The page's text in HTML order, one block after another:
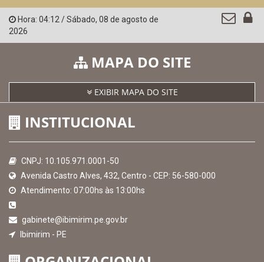
Hora: 04:12/Sábado, 08 de agosto de
2026
MAPA DO SITE
EXIBIR MAPA DO SITE
INSTITUCIONAL
CNPJ: 10.105.971.0001-50
Avenida Castro Alves, 432, Centro - CEP: 56-580-000
Atendimento: 07:00hs às 13:00hs
gabinete@ibimirim.pe.gov.br
Ibimirim - PE